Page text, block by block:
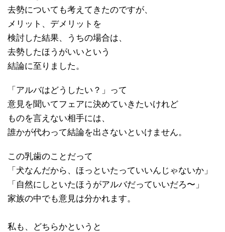
去勢についても考えてきたのですが、
メリット、デメリットを
検討した結果、うちの場合は、
去勢したほうがいいという
結論に至りました。
「アルバはどうしたい？」って
意見を聞いてフェアに決めていきたいけれど
ものを言えない相手には、
誰かが代わって結論を出さないといけません。
この乳歯のことだって
「犬なんだから、ほっといたっていいんじゃないか」
「自然にしといたほうがアルバだっていいだろ〜」
家族の中でも意見は分かれます。
私も、どちらかというと